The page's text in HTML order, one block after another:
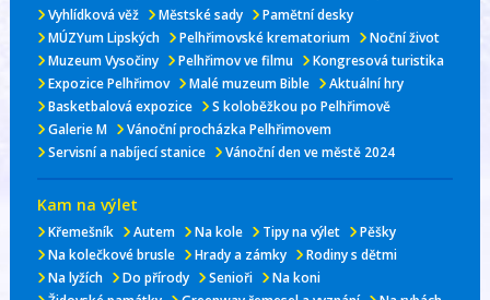
Vyhlídková věž
Městské sady
Pamětní desky
MÚZYum Lipských
Pelhřimovské krematorium
Noční život
Muzeum Vysočiny
Pelhřimov ve filmu
Kongresová turistika
Expozice Pelhřimov
Malé muzeum Bible
Aktuální hry
Basketbalová expozice
S koloběžkou po Pelhřimově
Galerie M
Vánoční procházka Pelhřimovem
Servisní a nabíjecí stanice
Vánoční den ve městě 2024
Kam na výlet
Křemešník Autem Na kole Tipy na výlet
Pěšky
Na kolečkové brusle
Hrady a zámky
Rodiny s dětmi
Na lyžích
Do přírody Senioři
Na koni